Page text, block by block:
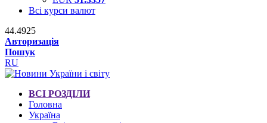
Всі курси валют
44.4925
Авторизація
Пошук
RU
ВСІ РОЗДІЛИ
Головна
Україна